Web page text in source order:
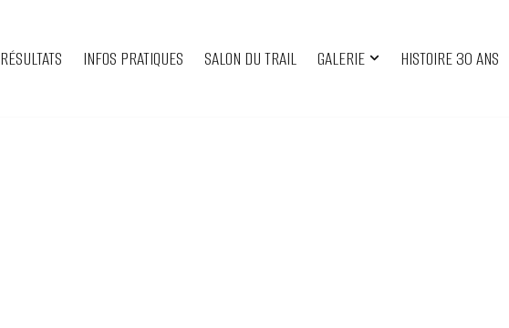
RÉSULTATS INFOS PRATIQUES SALON DU TRAIL GALERIE HISTOIRE 30 ANS